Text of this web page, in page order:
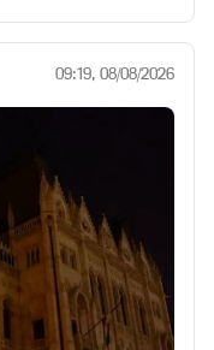
09:19, 08/08/2026